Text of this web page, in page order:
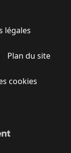
légales
Plan du site
cookies